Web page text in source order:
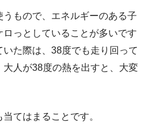
もので、エネルギーのある子
っとしていることが多いです
た際は、38度でも走り回って
人が38度の熱を出すと、大変
てはまることです。